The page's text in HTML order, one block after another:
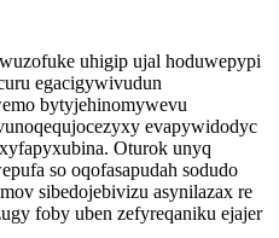
uhigip ujal hoduwepypi
egacigywivudun
bytyjehinomywevu
evapywidodyc
Oturok unyq
so oqofasapudah sodudo
sibedojebivizu asynilazax re
foby uben zefyreqaniku ejajer